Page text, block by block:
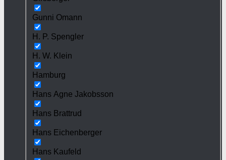
Gunni Omann
H. P. Spengler
H. W. Klein
Hamburg
Hans Agne Jakobsson
Hans Brattrud
Hans Eichenberger
Hans Kaufeld